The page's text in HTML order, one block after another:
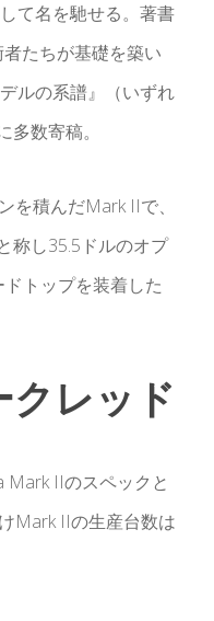
て名を馳せる。著書
たちが基礎を築い
ルの系譜』（いずれ
数寄稿。
を積んだMark IIで、
称し35.5ドルのオプ
トップを装着した
レッド
Mark IIのスペックと
Mark IIの生産台数は